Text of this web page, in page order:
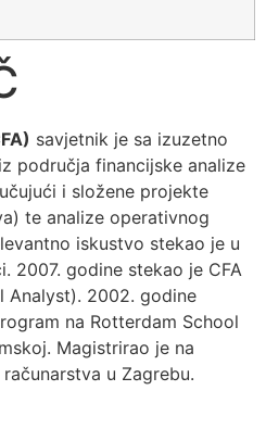
savjetnik je sa izuzetno
područja financijske analize
i složene projekte
te analize operativnog
iskustvo stekao je u
2007. godine stekao je CFA
Analyst). 2002. godine
na Rotterdam School
Magistrirao je na
u Zagrebu.